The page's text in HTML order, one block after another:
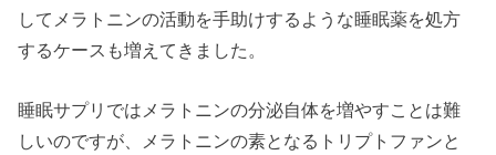
してメラトニンの活動を手助けするような睡眠薬を処方
するケースも増えてきました。
睡眠サプリではメラトニンの分泌自体を増やすことは難
しいのですが、メラトニンの素となるトリプトファンと